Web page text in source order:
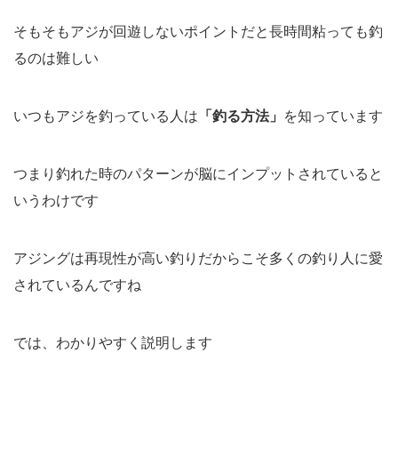
そもそもアジが回遊しないポイントだと長時間粘っても釣
るのは難しい
いつもアジを釣っている人は 「釣る方法」 を知っています
つまり釣れた時のパターンが脳にインプットされていると
いうわけです
アジングは再現性が高い釣りだからこそ多くの釣り人に愛
されているんですね
では、わかりやすく説明します